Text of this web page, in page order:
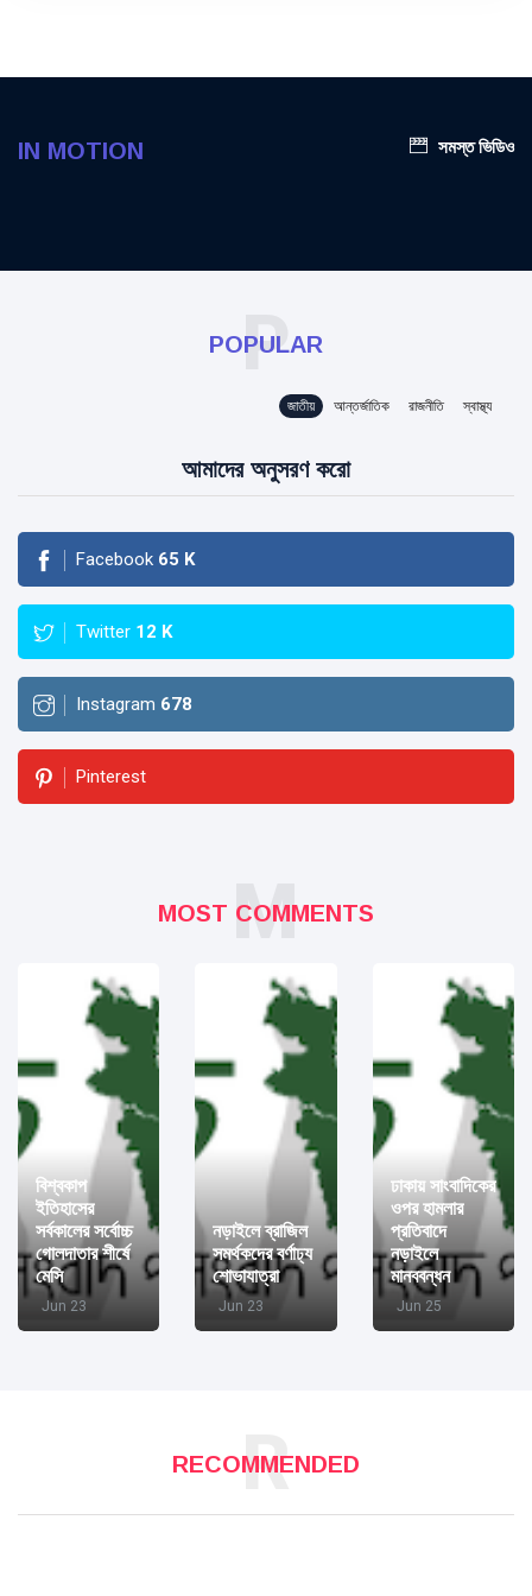
IN MOTION সমস্ত ভিডিও
POPULAR
P
জাতীয় আন্তর্জাতিক রাজনীতি স্বাস্থ্য
আমাদের অনুসরণ করো
Facebook 65 K
Twitter 12 K
Instagram 678
Pinterest
MOST COMMENTS
M
বিশ্বকাপ
ইতিহাসের
সর্বকালের সর্বোচ্চ
গোলদাতার শীর্ষে
মেসি
Jun 23
নড়াইলে ব্রাজিল
সমর্থকদের বর্ণাঢ্য
শোভাযাত্রা
Jun 23
ঢাকায় সাংবাদিকের
ওপর হামলার
প্রতিবাদে
নড়াইলে
মানববন্ধন
Jun 25
RECOMMENDED
R